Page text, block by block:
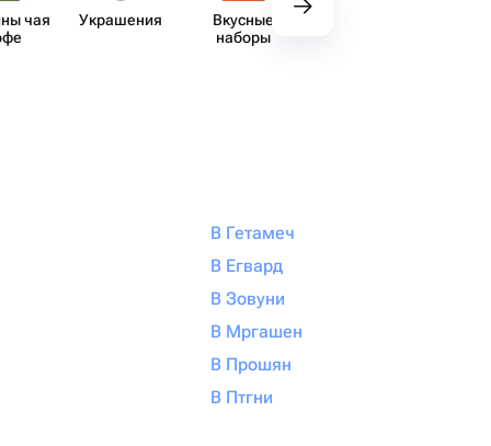
чая
Украшения
Вкусные
наборы
В Гетамеч
В Егвард
В Зовуни
В Мргашен
В Прошян
В Птгни